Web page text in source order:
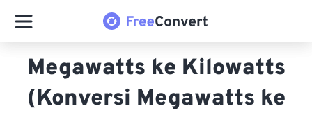
Megawatts ke Kilowatts
(Konversi Megawatts ke